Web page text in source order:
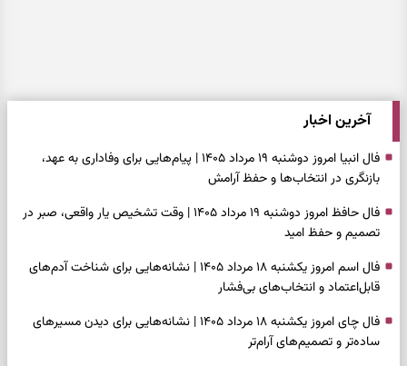
آخرین اخبار
فال انبیا امروز دوشنبه ۱۹ مرداد ۱۴۰۵ | پیام‌هایی برای وفاداری به عهد،
بازنگری در انتخاب‌ها و حفظ آرامش
فال حافظ امروز دوشنبه ۱۹ مرداد ۱۴۰۵ | وقت تشخیص یار واقعی، صبر در
تصمیم و حفظ امید
فال اسم امروز یکشنبه ۱۸ مرداد ۱۴۰۵ | نشانه‌هایی برای شناخت آدم‌های
قابل‌اعتماد و انتخاب‌های بی‌فشار
فال چای امروز یکشنبه ۱۸ مرداد ۱۴۰۵ | نشانه‌هایی برای دیدن مسیرهای
ساده‌تر و تصمیم‌های آرام‌تر